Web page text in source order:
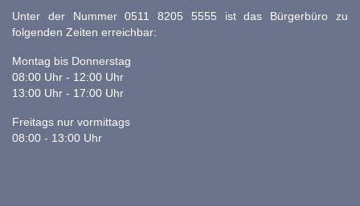
Unter der Nummer 0511 8205 5555 ist das Bürgerbüro zu
folgenden Zeiten erreichbar:
Montag bis Donnerstag
08:00 Uhr - 12:00 Uhr
13:00 Uhr - 17:00 Uhr
Freitags nur vormittags
08:00 - 13:00 Uhr